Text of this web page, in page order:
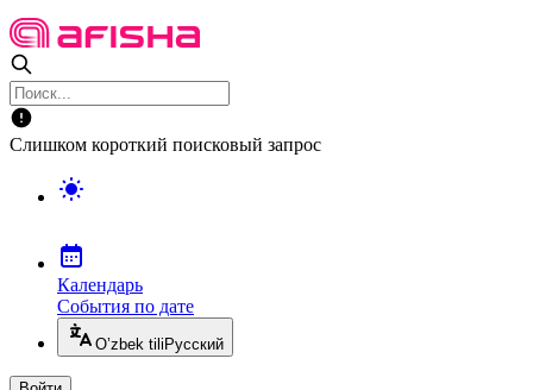
Слишком короткий поисковый запрос
Календарь
События по дате
O’zbek tili Русский